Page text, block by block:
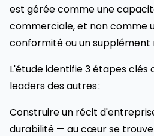
est gérée comme une
commerciale, et non comme
conformité ou un supplément
L'étude identifie 3 étapes clés
leaders des autres :
Construire un récit
durabilité — au cœur se